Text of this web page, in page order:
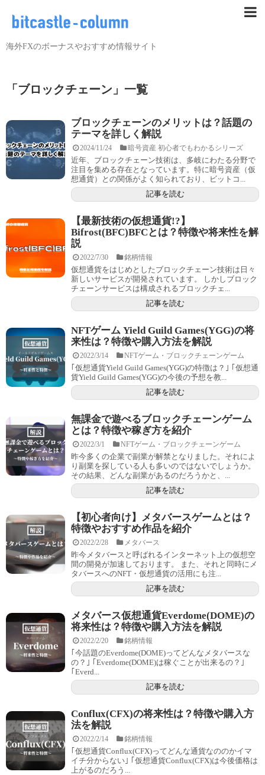
海外FXのボーナスやおすすめ情報サイト
「 ブロックチェーン 」 一覧
ブロックチェーンのメリットは？話題の
テーマを詳しく解説
2024/11/24 暗号資産 初心者でもわかるシリーズ
近年、ブロックチェーン技術は、多岐にわたる分野で
注目を集める存在となっています。特に暗号資産（仮
想通貨）との関係がよく知られており、ビットコ...
記事を読む
【最新技術の仮想通貨!?】
Bifrost(BFC)BFCとは？特徴や将来性を解
説
2022/7/30 銘柄情報
仮想通貨をはじめとしたブロックチェーン技術は日々
新しいサービスが開発されています。 しかしブロック
チェーンサービスは構成されるブロックチェ...
記事を読む
NFTゲーム Yield Guild Games(YGG)の将
来性は？特徴や購入方法を解説
2022/3/14 NFTゲーム・ブロックチェーンゲーム
｢仮想通貨Yield Guild Games(YGG)の特徴は？｣ ｢仮想通
貨Yield Guild Games(YGG)の今後の予想を教...
記事を読む
無課金で遊べるブロックチェーンゲーム
とは？特徴や稼ぎ方を紹介
2022/3/1 NFTゲーム・ブロックチェーンゲーム
昨今多くの企業で副業が解禁となりました。それによ
り副業を探している人も多いのではないでしょうか。
その結果、どんな副業があるのだろうかと、...
記事を読む
【初心者向け】メタバースゲームとは？
特徴やおすすめ作品を紹介
2022/2/28 メタバース
昨今メタバースと呼ばれるインターネット上の仮想空
間の開発が加速しております。 また、それと同時にメ
タバースへのNFT・仮想通貨の活用にも注...
記事を読む
メタバース仮想通貨Everdome(DOME)の
将来性は？特徴や購入方法を解説
2022/2/20 銘柄情報
｢今話題のEverdome(DOME)ってどんなメタバースな
の？｣ ｢Everdome(DOME)は稼ぐことが出来るの？｣
｢Everd...
記事を読む
Conflux(CFX)の将来性は？特徴や購入方
法を解説
2022/2/14 銘柄情報
｢仮想通貨Conflux(CFX)ってどんな通貨なののかイマ
イチ分からない｣ ｢仮想通貨Conflux(CFX)は今後価格は
上がるのだろう...